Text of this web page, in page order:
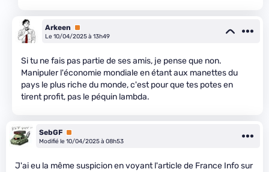
Arkeen
Premium
Le 10/04/2025 à 13h49
Si tu ne fais pas partie de ses amis, je pense que non.
Manipuler l'économie mondiale en étant aux manettes du
pays le plus riche du monde, c'est pour que tes potes en
tirent profit, pas le péquin lambda.
SebGF Premium
Modifié le 10/04/2025 à 08h53
J'ai eu la même suspicion en voyant l'article de France Info sur